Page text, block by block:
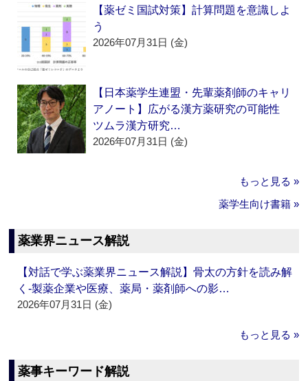
【薬ゼミ国試対策】計算問題を意識しよ
う
2026年07月31日 (金)
【日本薬学生連盟・先輩薬剤師のキャリ
アノート】広がる漢方薬研究の可能性
ツムラ漢方研究…
2026年07月31日 (金)
もっと見る »
薬学生向け書籍 »
薬業界ニュース解説
【対話で学ぶ薬業界ニュース解説】骨太の方針を読み解
く‐製薬企業や医療、薬局・薬剤師への影…
2026年07月31日 (金)
もっと見る »
薬事キーワード解説